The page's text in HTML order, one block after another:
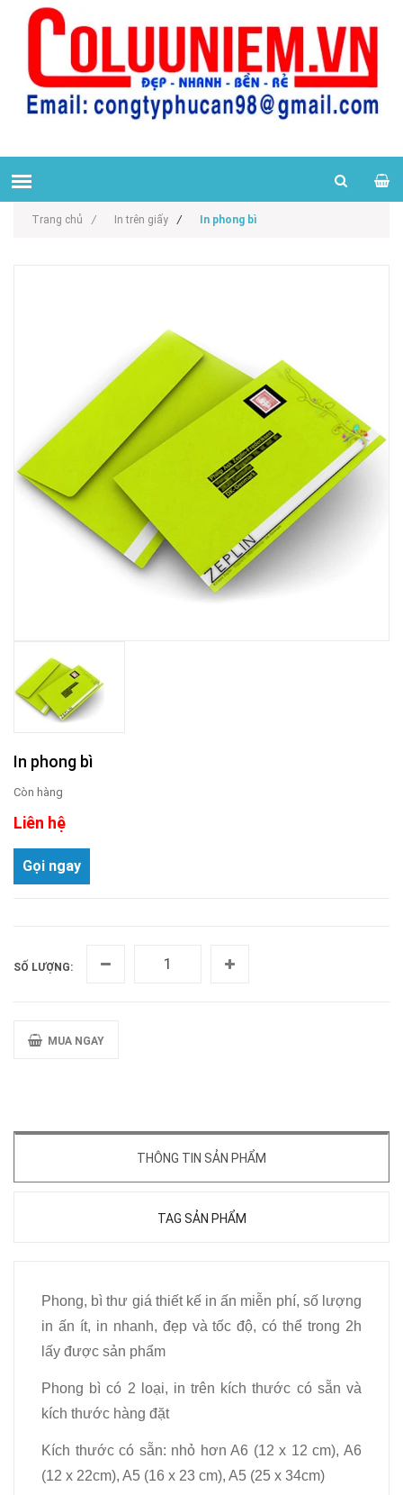
Trang chủ / In trên giấy / In phong bì
In phong bì
Còn hàng
Liên hệ
Gọi ngay
SỐ LƯỢNG:
MUA NGAY
THÔNG TIN SẢN PHẨM
TAG SẢN PHẨM
Phong, bì thư giá thiết kế in ấn miễn phí, số lượng
in ấn ít, in nhanh, đẹp và tốc độ, có thể trong 2h
lấy được sản phẩm
Phong bì có 2 loại, in trên kích thước có sẵn và
kích thước hàng đặt
Kích thước có sẵn: nhỏ hơn A6 (12 x 12 cm), A6
(12 x 22cm), A5 (16 x 23 cm), A5 (25 x 34cm)